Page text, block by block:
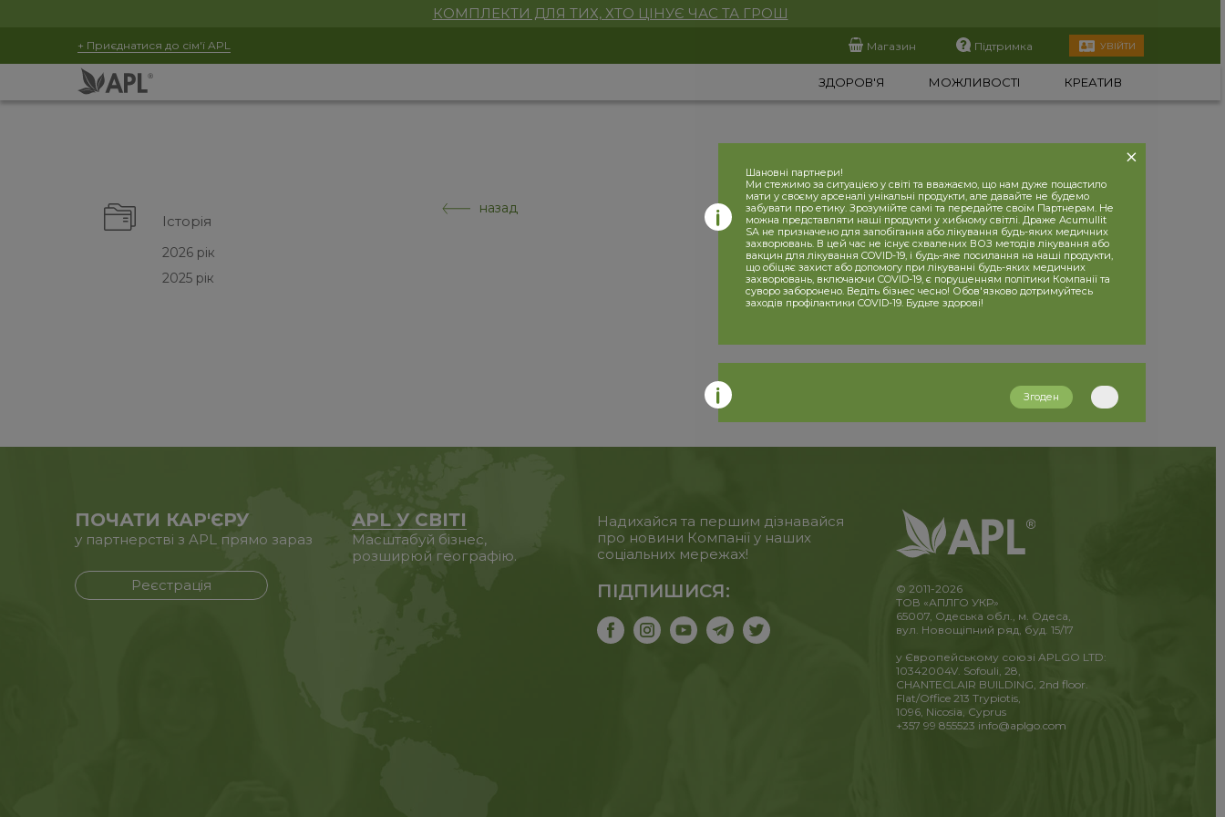
КОМПЛЕКТИ ДЛЯ ТИХ, ХТО ЦІНУЄ ЧАС ТА ГРОШ
+ Приєднатися до сім'ї APL Магазин Підтримка УВІЙТИ
ЗДОРОВ'Я МОЖЛИВОСТІ КРЕАТИВ
Історія
2026 рік
2025 рік
назад
ПОЧАТИ КАР'ЄРУ
у партнерстві з APL прямо зараз
Реєстрація
APL У СВІТІ
Масштабуй бізнес,
розширюй географію.
Надихайся та першим дізнавайся
про новини Компанії у наших
соціальних мережах!
ПІДПИШИСЯ:
© 2011-2026
ТОВ «АПЛГО УКР»
65007, Одеська обл., м. Одеса,
вул. Новощіпний ряд, буд. 15/17
у Європейському союзі APLGO LTD:
10342004V. Sofouli, 28,
CHANTECLAIR BUILDING, 2nd floor.
Flat/Office 213 Trypiotis,
1096, Nicosia, Cyprus
+357 99 855523 info@aplgo.com
Шановні партнери!
Ми стежимо за ситуацією у світі та вважаємо, що нам дуже пощастило
мати у своєму арсеналі унікальні продукти, але давайте не будемо
забувати про етику. Зрозумійте самі та передайте своїм Партнерам. Не
можна представляти наші продукти у хибному світлі. Драже Acumullit
SA не призначено для запобігання або лікування будь-яких медичних
захворювань. В цей час не існує схвалених ВОЗ методів лікування або
вакцин для лікування COVID-19, і будь-яке посилання на наші продукти,
що обіцяє захист або допомогу при лікуванні будь-яких медичних
захворювань, включаючи COVID-19, є порушенням політики Компанії та
суворо заборонено. Ведіть бізнес чесно! Обов'язково дотримуйтесь
заходів профілактики COVID-19. Будьте здорові!
Згоден